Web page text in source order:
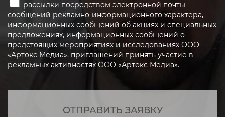
рассылки посредством электронной почты
сообщений рекламно-информационного характера,
информационных сообщений об акциях и специальных
предложениях, информационных сообщений о
предстоящих мероприятиях и исследованиях ООО
«Артокс Медиа», приглашений принять участие в
рекламных активностях ООО «Артокс Медиа».
ОТПРАВИТЬ ЗАЯВКУ